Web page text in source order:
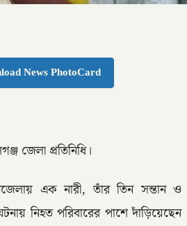
News PhotoCard
জেলা প্রতিনিধি।
এক নারী, তাঁর তিন সন্তান ও
নিহত পরিবারের পাশে দাঁড়িয়েছেন